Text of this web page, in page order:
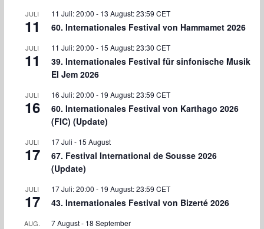
JULI
11
11 Juli: 20:00 - 13 August: 23:59 CET
60. Internationales Festival von Hammamet 2026
JULI
11
11 Juli: 20:00 - 15 August: 23:30 CET
39. Internationales Festival für sinfonische Musik
El Jem 2026
JULI
16
16 Juli: 20:00 - 19 August: 23:59 CET
60. Internationales Festival von Karthago 2026
(FIC) (Update)
JULI
17
17 Juli - 15 August
67. Festival International de Sousse 2026
(Update)
JULI
17
17 Juli: 20:00 - 19 August: 23:59 CET
43. Internationales Festival von Bizerté 2026
AUG. 7 August- 18 September